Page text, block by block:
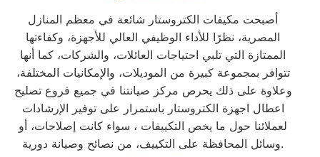
أصبحت مكيفات الكتروستار شائعة في معظم المنازل
المصرية، نظرًا للأداء الوظيفي العالي للأجهزة، وكفاءتها
الممتازة التي تلبي احتياجات العائلات، والشركات، كما أنها
تتوافر بمجموعة كبيرة من الموديلات، والإمكانيات المختلفة،
وعلاوة على ذلك يحرص مركز صيانتنا في جميع فروع تصليح
اعطال اجهزة الكتروستار باستمرار على توفير الإرشادات
لعملائنا حول ما يخص التكييفات ، سواء كانت إصلاحات، أو
وسائل المحافظة على التكييف، من نصائح وصيانة دورية.